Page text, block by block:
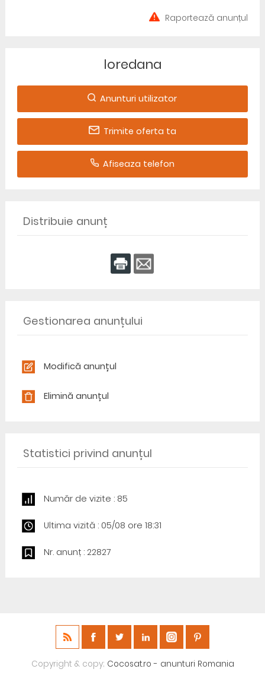
Raportează anunțul
loredana
Anunturi utilizator
Trimite oferta ta
Afiseaza telefon
Distribuie anunț
Gestionarea anunțului
Modifică anunțul
Elimină anunțul
Statistici privind anunțul
Număr de vizite : 85
Ultima vizită : 05/08 ore 18:31
Nr. anunț : 22827
Copyright & copy; Cocosat.ro - anunturi Romania